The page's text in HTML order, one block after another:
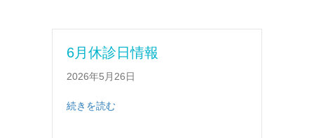
6月休診日情報
2026年5月26日
続きを読むabout 6月休診日情報